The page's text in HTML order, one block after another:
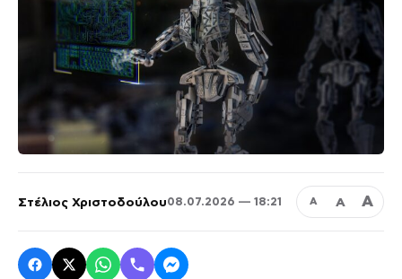
Στέλιος Χριστοδούλου08.07.2026 — 18:21 Α Α Α